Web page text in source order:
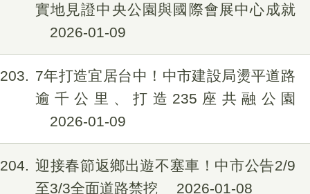
實地見證中央公園與國際會展中心成就
2026-01-09
203
7年打造宜居台中！中市建設局燙平道路
逾千公里、打造235座共融公園
2026-01-09
204
迎接春節返鄉出遊不塞車！中市公告2/9
至3/3全面道路禁挖
2026-01-08